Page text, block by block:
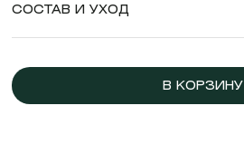
СОСТАВ И УХОД
В КОРЗИНУ